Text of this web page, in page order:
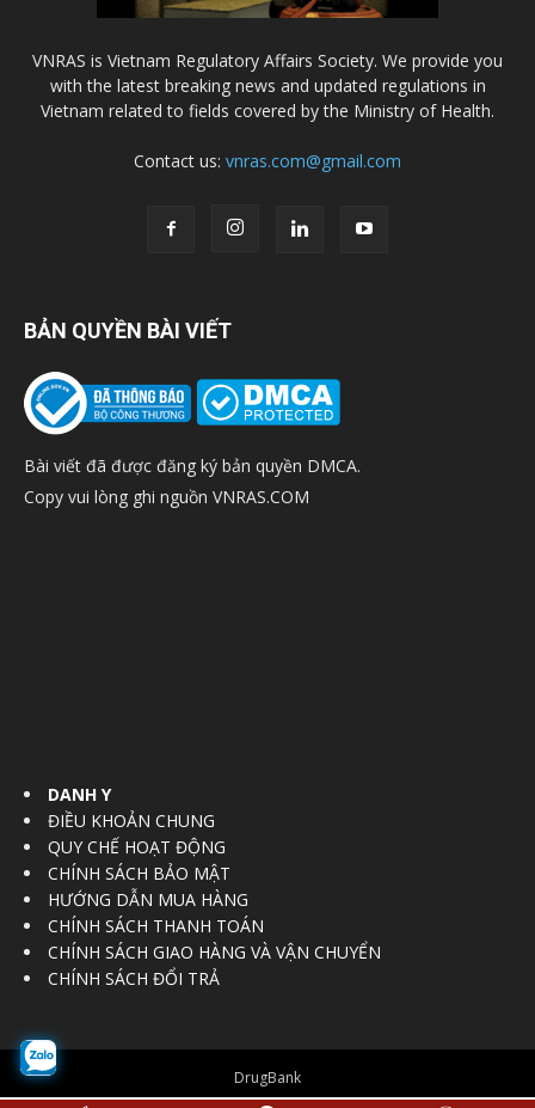
VNRAS is Vietnam Regulatory Affairs Society. We provide you
with the latest breaking news and updated regulations in
Vietnam related to fields covered by the Ministry of Health.
Contact us: vnras.com@gmail.com
BẢN QUYỀN BÀI VIẾT
Bài viết đã được đăng ký bản quyền DMCA.
Copy vui lòng ghi nguồn VNRAS.COM
DANH Y
ĐIỀU KHOẢN CHUNG
QUY CHẾ HOẠT ĐỘNG
CHÍNH SÁCH BẢO MẬT
HƯỚNG DẪN MUA HÀNG
CHÍNH SÁCH THANH TOÁN
CHÍNH SÁCH GIAO HÀNG VÀ VẬN CHUYỂN
CHÍNH SÁCH ĐỔI TRẢ
DrugBank